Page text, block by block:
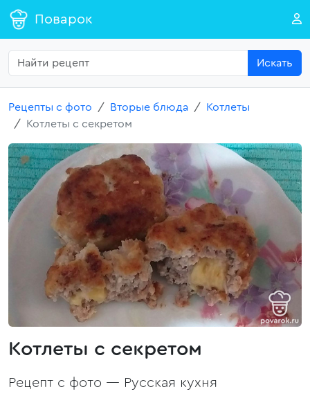
Поварок
Искать
Рецепты с фото Вторые блюда
Котлеты
Котлеты с секретом
Котлеты с секретом
Рецепт с фото — Русская кухня